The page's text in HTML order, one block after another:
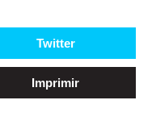
Twitter
Imprimir